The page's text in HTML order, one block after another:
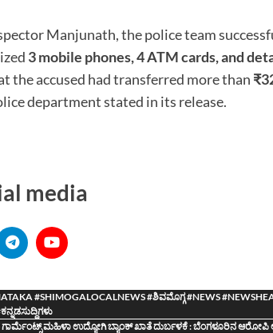
Manjunath, the police team
3 mobile phones, 4 ATM cards, and
the accused had transferred more than
department stated in its release.
media
#SHIMOGALOCALNEWS #ಶಿವಮೊಗ್ಗ #NEWS
ಗಾರ್ಮೆಂಟ್ಸ್ ಮಹಿಳಾ ಉದ್ಯೋಗಿ ಬ್ಯಾಂಕ್ ಖಾತೆ ದುರ್ಬಳಕೆ : ಬೆಂಗಳೂರಿನ ಆರೋಪಿ